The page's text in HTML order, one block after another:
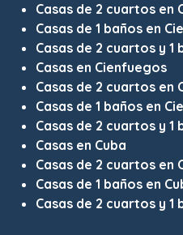
Casas de 2 cuartos en
Casas de 1 baños en
Casas de 2 cuartos y 1
Casas en Cienfuegos
Casas de 2 cuartos en
Casas de 1 baños en
Casas de 2 cuartos y 1
Casas en Cuba
Casas de 2 cuartos en
Casas de 1 baños en
Casas de 2 cuartos y 1